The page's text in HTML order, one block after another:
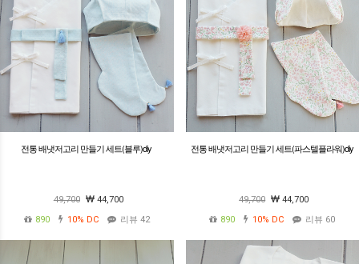
전통 배냇저고리 만들기 세트(블루)diy
49,700
44,700
890
10% DC 리뷰 42
전통 배냇저고리 만들기 세트(파스텔플라워)diy
49,700
44,700
890
10% DC 리뷰 60